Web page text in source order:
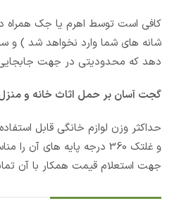
کافی است توسط اهرم یا جک همراه
دهد که محدودیتی در جهت جابجایی
گجت آسان بر حمل اثاث خانه و
و غلتک 360 درجه پایه
جهت استعلام قیمت همکار با آن